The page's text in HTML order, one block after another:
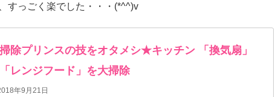
すっごく楽でした・・・(*^^)v
除プリンスの技をオタメシ★キッチン 「換気扇」
レンジフード」を大掃除
年9月21日